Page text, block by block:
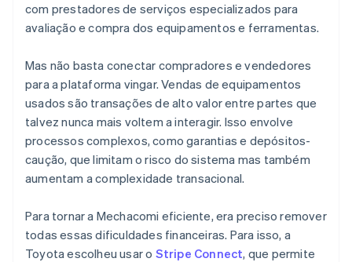
com prestadores de serviços especializados para
avaliação e compra dos equipamentos e ferramentas.
Mas não basta conectar compradores e vendedores
para a plataforma vingar. Vendas de equipamentos
usados são transações de alto valor entre partes que
talvez nunca mais voltem a interagir. Isso envolve
processos complexos, como garantias e depósitos-
caução, que limitam o risco do sistema mas também
aumentam a complexidade transacional.
Para tornar a Mechacomi eficiente, era preciso remover
todas essas dificuldades financeiras. Para isso, a
Toyota escolheu usar o Stripe Connect, que permite